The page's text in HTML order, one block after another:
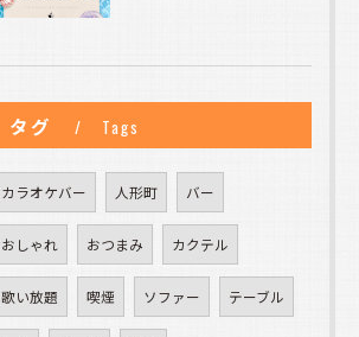
タグ Tags
カラオケバー 人形町 バー
おしゃれ おつまみ カクテル
歌い放題 喫煙 ソファー テーブル